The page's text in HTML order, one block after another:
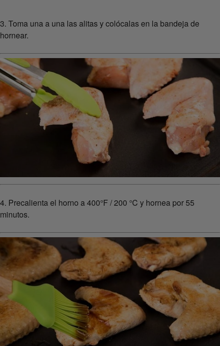
3. Toma una a una las alitas y colócalas en la bandeja de
hornear.
4. Precalienta el horno a 400°F / 200 °C y hornea por 55
minutos.